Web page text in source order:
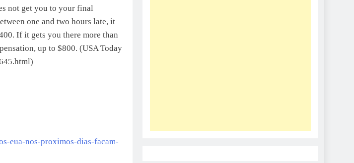
not get you to your final
one and two hours late, it
If it gets you there more than
up to $800. (USA Today
eua-nos-proximos-dias-facam-